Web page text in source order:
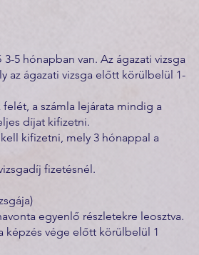
5 hónapban van. Az ágazati vizsga
az ágazati vizsga előtt körülbelül 1-
a számla lejárata mindig a
díjat kifizetni.
kifizetni, mely 3 hónappal a
fizetésnél.
egyenlő részletekre leosztva.
képzés vége előtt körülbelül 1